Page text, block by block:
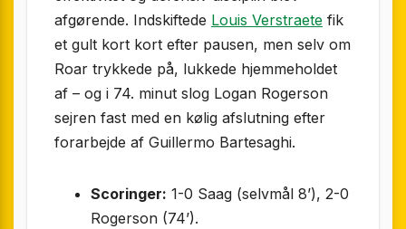
afgørende. Indskiftede Louis Verstraete fik
et gult kort kort efter pausen, men selv om
Roar trykkede på, lukkede hjemmeholdet
af – og i 74. minut slog Logan Rogerson
sejren fast med en kølig afslutning efter
forarbejde af Guillermo Bartesaghi.
Scoringer: 1-0 Saag (selvmål 8’), 2-0
Rogerson (74’).